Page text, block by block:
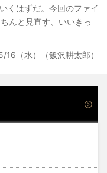
くはずだ。今回のファイ
んと見直す、いいきっ
16（水）（飯沢耕太郎）